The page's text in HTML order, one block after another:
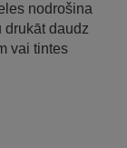
nodrošina
drukāt daudz
vai tintes